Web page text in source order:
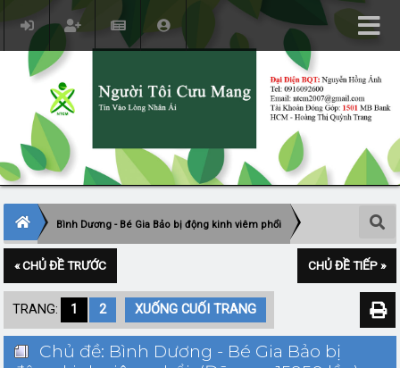
Bình Dương - Bé Gia Bảo bị động kinh viêm phổi
« CHỦ ĐỀ TRƯỚC CHỦ ĐỀ TIẾP »
TRANG: 1 2 XUỐNG CUỐI TRANG
Chủ đề: Bình Dương - Bé Gia Bảo bị